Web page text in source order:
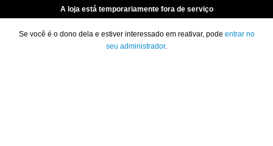
A loja está temporariamente fora de serviço
Se você é o dono dela e estiver interessado em reativar, pode entrar no
seu administrador.